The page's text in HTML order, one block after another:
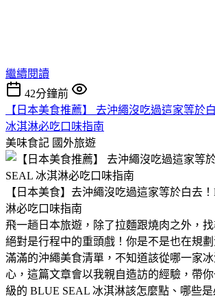
繼續閱讀
42分鐘前
【日本美食推薦】 去沖繩沒吃過這家等於
冰淇淋必吃口味指南
美味食記 國外旅遊
【日本美食】去沖繩沒吃過這家等於白去
淋必吃口味指南
飛一趟日本旅遊，除了拉麵跟燒肉之外，
絕對是行程中的重頭戲！​你是不是也在規
滿滿的沖繩美食清單，不知道該從哪一家
心，這篇文章會以我親自造訪的經驗，帶
級的 BLUE SEAL 冰淇淋該怎麼點、哪些是